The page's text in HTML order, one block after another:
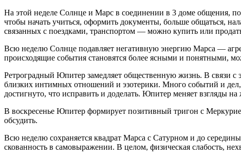
На этой неделе Солнце и Марс в соединении в 3 доме общения,
чтобы начать учиться, оформить документы, больше общаться,
связанных с поездками, транспортом — можно купить или
Всю неделю Солнце подавляет негативную энергию Марса —
происходящие события становятся более ясными и понятными,
Ретроградный Юпитер замедляет общественную жизнь. В связи с
близких интимных отношений и эзотерики. Много событий и дел,
достигнуто, что исправить и доделать. Юпитер меняет взгляды
В воскресенье Юпитер формирует позитивный тригон с
обсудить.
Всю неделю сохраняется квадрат Марса с Сатурном и до
скованность в самовыражении. В целом, физическая слабость,